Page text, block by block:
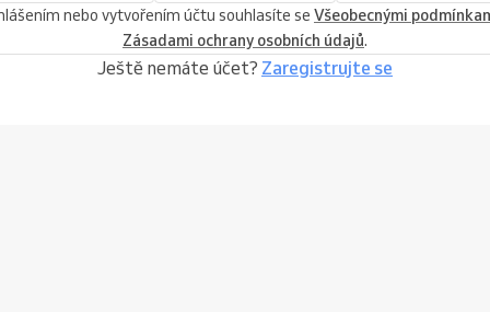
nebo vytvořením účtu souhlasíte se Všeobecnými
Zásadami ochrany osobních údajů.
Ještě nemáte účet? Zaregistrujte se